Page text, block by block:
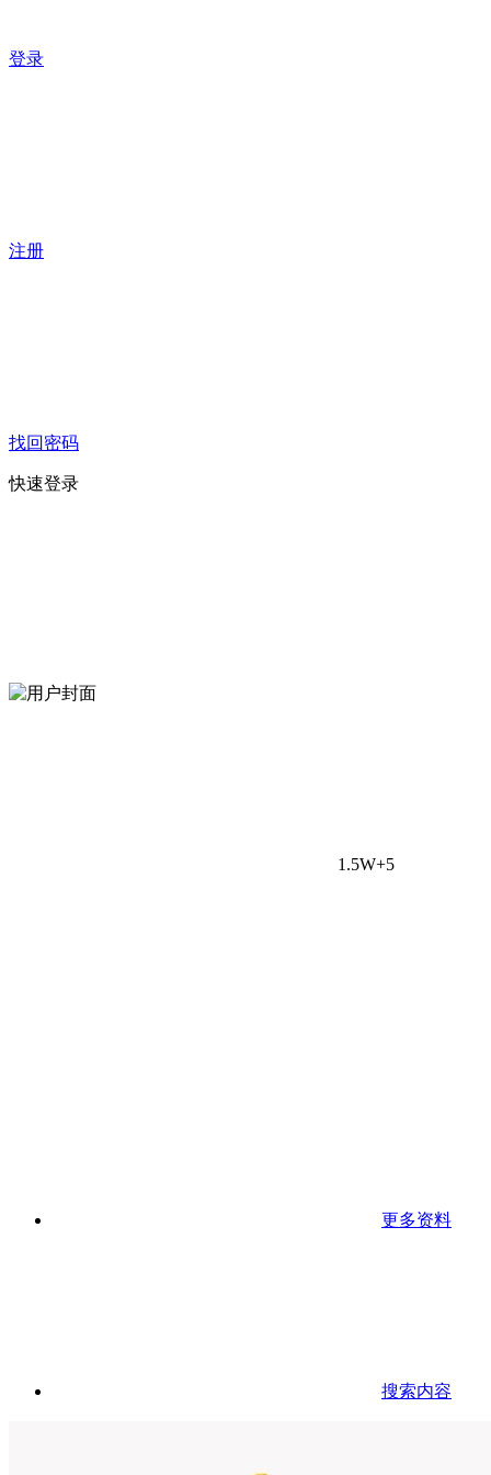
登录
注册
找回密码
快速登录
1.5W+5
更多资料
搜索内容